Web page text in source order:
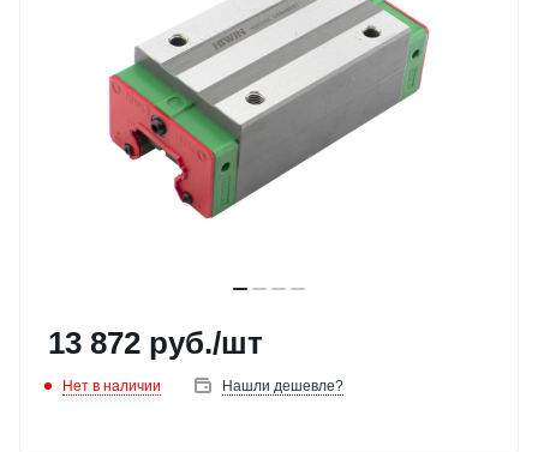
13 872 руб./шт
Нет в наличии Нашли дешевле?